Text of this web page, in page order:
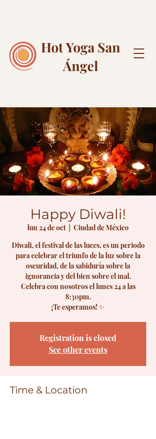
Hot Yoga San
Ángel
Happy Diwali!
lun 24 de oct
Ciudad de México
Diwali, el festival de las luces, es un periodo
para celebrar el triunfo de la luz sobre la
oscuridad, de la sabiduría sobre la
ignorancia y del bien sobre el mal.
Celebra con nosotros el lunes 24 a las
8:30pm.
¡Te esperamos! ✨
Registration is closed
See other events
Time & Location